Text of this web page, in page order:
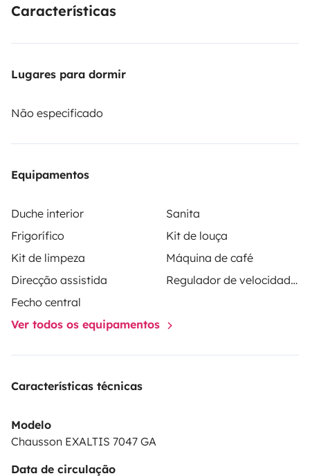
compris conducteur : 4
fournis + cafetière DolceGusto 220VACGrande soute a
à combustible / panneaux solaireGrande soute avec 2
latéraleA ce fournir le couchage : draps, oreillers /taies
(ALESE IMPERMEABLE OBLIGATOIRE)
Características
Lugares para dormir
Não especificado
Equipamentos
Duche interior
Sanita
Frigorífico
Kit de louça
Kit de limpeza
Máquina de café
Direcção assistida
Regulador de velocidade / Cruise Control
Fecho central
Ver todos os equipamentos
Características técnicas
Modelo
Chausson EXALTIS 7047 GA
Data de circulação